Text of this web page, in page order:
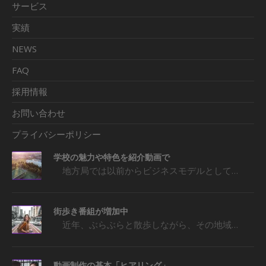
サービス
実績
NEWS
FAQ
採用情報
お問い合わせ
プライバシーポリシー
学校の魅力や特色を紹介動画で
地方局では以前からビジネスモデルとして…
街歩き番組が増加中
近年、ぶらぶらと散歩しながら、その地域…